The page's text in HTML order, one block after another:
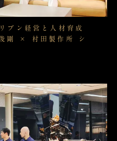
ブン経営と人材育成
剛 × 村田製作所 シ